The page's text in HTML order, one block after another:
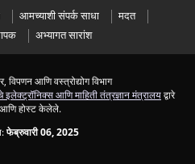
आमच्याशी संपर्क साधा
मदत
अभ्यागत सारांश
विपणन आणि वस्त्रोद्योग विभाग
इलेक्ट्रॉनिक्स आणि माहिती तंत्रज्ञान मंत्रालयद्वारे
होस्ट केलेले.
फेब्रुवारी 06, 2025